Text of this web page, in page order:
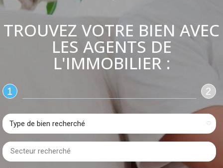
TROUVEZ VOTRE BIEN AVEC
LES AGENTS DE
L'IMMOBILIER :
1 2